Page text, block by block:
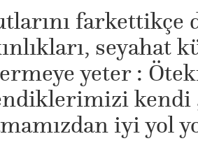
yeter :
kendi
iyi yol